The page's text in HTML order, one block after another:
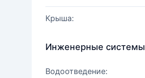
Крыша:
Инженерные системы
Водоотведение: